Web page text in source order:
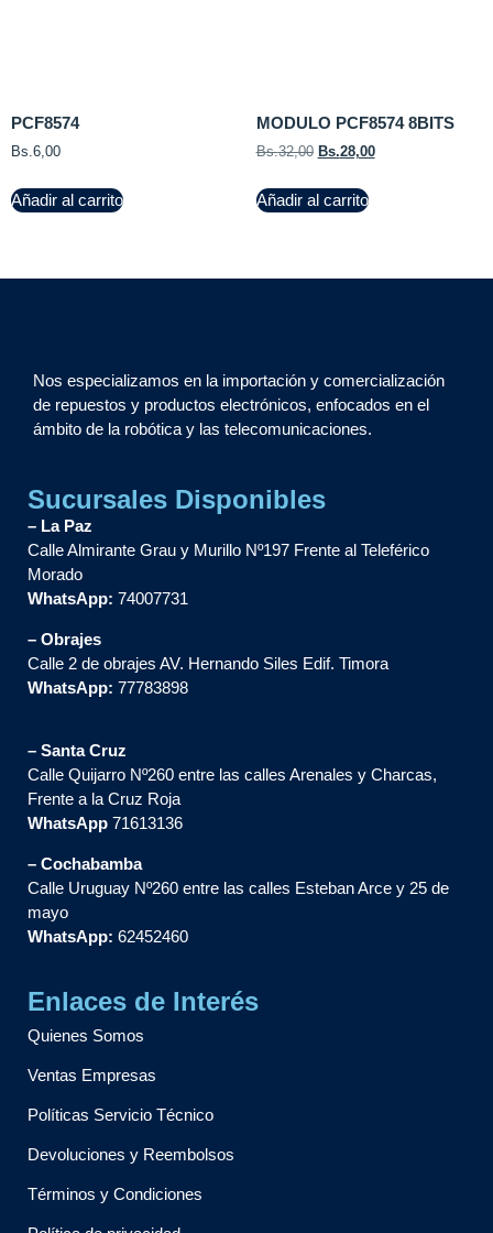
PCF8574
Bs.6,00
Añadir al carrito
MODULO PCF8574 8BITS
Bs.32,00 Bs.28,00
Añadir al carrito
Nos especializamos en la importación y comercialización
de repuestos y productos electrónicos, enfocados en el
ámbito de la robótica y las telecomunicaciones.
Sucursales Disponibles
– La Paz
Calle Almirante Grau y Murillo Nº197 Frente al Teleférico
Morado
WhatsApp: 74007731
– Obrajes
Calle 2 de obrajes AV. Hernando Siles Edif. Timora
WhatsApp: 77783898
– Santa Cruz
Calle Quijarro Nº260 entre las calles Arenales y Charcas,
Frente a la Cruz Roja
WhatsApp 71613136
– Cochabamba
Calle Uruguay Nº260 entre las calles Esteban Arce y 25 de
mayo
WhatsApp: 62452460
Enlaces de Interés
Quienes Somos
Ventas Empresas
Políticas Servicio Técnico
Devoluciones y Reembolsos
Términos y Condiciones